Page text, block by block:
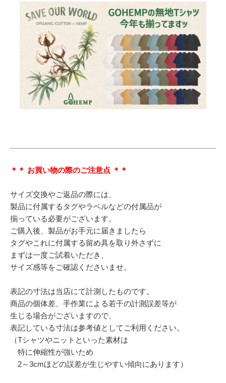
＊＊ お買い物の際のご注意点 ＊＊
サイズ交換やご返品の際には、
製品に付属するタグやラベルなどの付属品が
揃っている必要がございます。
ご購入後、製品がお手元に届きましたら
タグやこれに付属する留め具を取り外さずに
まずは一度ご試着いただき、
サイズ感等をご確認くださいませ。
表記の寸法は当店にて計測したものです。
商品の個体差、手作業による若干の計測誤差等が
生じる場合がございますので、
表記している寸法は参考値としてご利用ください。
（Tシャツやニットといった素材は
特に伸縮性が強いため
2～3cmほどの誤差が生じやすい傾向にあります）